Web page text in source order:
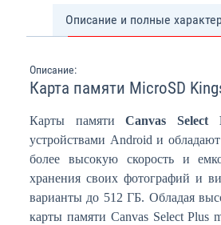
Описание и полные
Описание:
Карта памяти MicroSD
Карты памятиCanvas Select
устройствами Android и
более высокую скорость и
хранения своих фотографий и
варианты до 512 ГБ. Обладая
карты памяти Canvas Select Plus